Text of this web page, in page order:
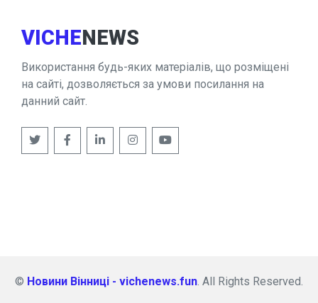
VICHENEWS
Використання будь-яких матеріалів, що розміщені
на сайті, дозволяється за умови посилання на
данний сайт.
© Новини Вінниці - vichenews.fun . All Rights Reserved.